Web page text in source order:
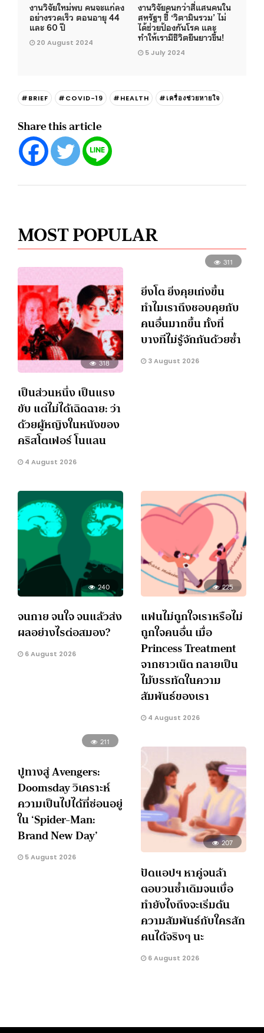
งานวิจัยใหม่พบ คนจะแก่ลง
อย่างรวดเร็ว ตอนอายุ 44
และ 60 ปี
20 August 2024
งานวิจัยคนกว่าสี่แสนคนใน
สหรัฐฯ ชี้ ‘วิตามินรวม’ ไม่
ได้ช่วยป้องกันโรค และ
ทำให้เรามีชีวิตยืนยาวขึ้น!
5 July 2024
#BRIEF #COVID-19 #HEALTH #เครื่องช่วยหายใจ
Share this article
MOST POPULAR
318
เป็นส่วนหนึ่ง เป็นแรง
ขับ แต่ไม่ได้เฉิดฉาย: ว่า
ด้วยผู้หญิงในหนังของ
คริสโตเฟอร์ โนแลน
4 August 2026
311
ยิ่งโต ยิ่งคุยเก่งขึ้น
ทำไมเราถึงชอบคุยกับ
คนอื่นมากขึ้น ทั้งที่
บางทีไม่รู้จักกันด้วยซ้ำ
3 August 2026
240
จนกาย จนใจ จนแล้วส่ง
ผลอย่างไรต่อสมอง?
6 August 2026
225
แฟนไม่ถูกใจเราหรือไม่
ถูกใจคนอื่น เมื่อ
Princess Treatment
จากชาวเน็ต กลายเป็น
ไม้บรรทัดในความ
สัมพันธ์ของเรา
4 August 2026
211
ปูทางสู่ Avengers:
Doomsday วิเคราะห์
ความเป็นไปได้ที่ซ่อนอยู่
ใน ‘Spider-Man:
Brand New Day’
5 August 2026
207
ปัดแอปฯ หาคู่จนล้า
ตอบวนซ้ำเดิมจนเบื่อ
ทำยังไงถึงจะเริ่มต้น
ความสัมพันธ์กับใครสัก
คนได้จริงๆ นะ
6 August 2026